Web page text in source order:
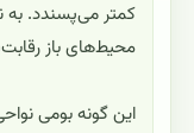
کمتر می‌پسندد. به
محیط‌های باز
این گونه بومی